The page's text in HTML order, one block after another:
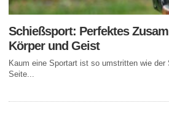
Schießsport: Perfektes
Körper und Geist
Kaum eine Sportart ist so umstritten wie der
Seite...